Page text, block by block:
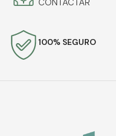
CONTACTAR
100% SEGURO